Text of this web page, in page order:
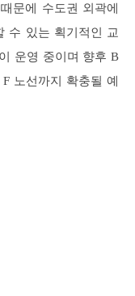
문에 수도권 외곽에
수 있는 획기적인 교
운영 중이며 향후 B
노선까지 확충될 예